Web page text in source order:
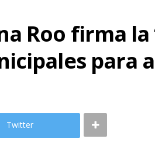
Roo firma la
para
Twitter